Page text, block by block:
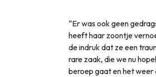
“Er was ook geen
heeft haar zoontje
de indruk dat ze een
rare zaak, die we nu
beroep gaat en het weer